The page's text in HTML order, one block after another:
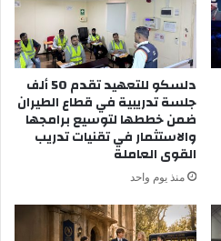
دلسكو للتعهيد تقدم 50 ألف
جلسة تدريبية في قطاع الطيران
ضمن خططها لتوسيع برامجها
والاستثمار في تقنيات تدريب
القوى العاملة
منذ يوم واحد